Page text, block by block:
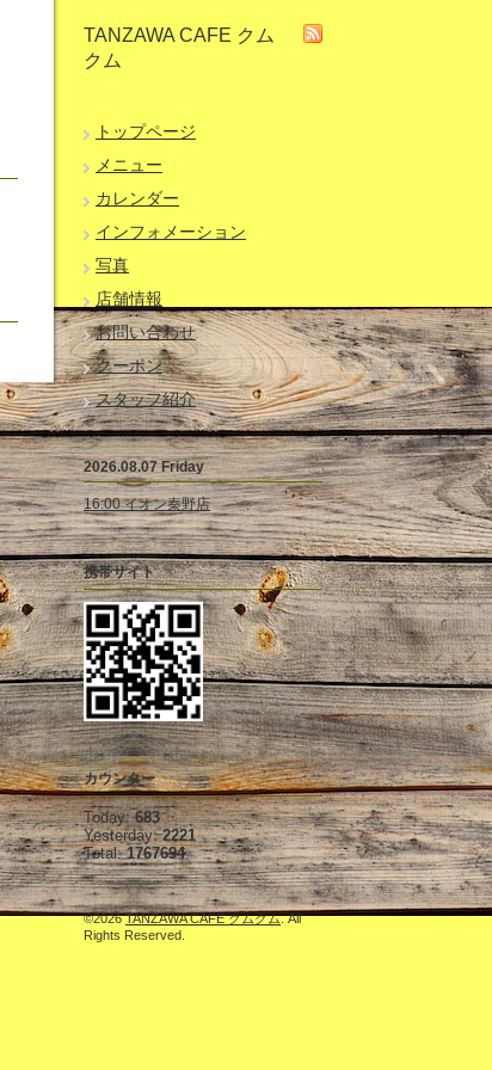
TANZAWA CAFE クム
クム
トップページ
メニュー
カレンダー
インフォメーション
写真
店舗情報
お問い合わせ
クーポン
スタッフ紹介
2026.08.07 Friday
16:00 イオン秦野店
携帯サイト
カウンター
Today:683
Yesterday:2221
Total:1767694
©2026TANZAWA CAFE クムクム. All
Rights Reserved.